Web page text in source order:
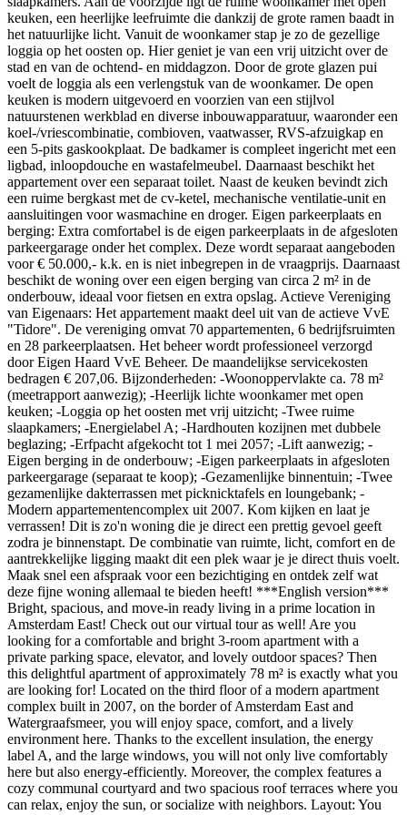
keuken, een heerlijke leefruimte die dankzij de grote ramen baadt in
het natuurlijke licht. Vanuit de woonkamer stap je zo de gezellige
loggia op het oosten op. Hier geniet je van een vrij uitzicht over de
stad en van de ochtend- en middagzon. Door de grote glazen pui
voelt de loggia als een verlengstuk van de woonkamer. De open
keuken is modern uitgevoerd en voorzien van een stijlvol
natuurstenen werkblad en diverse inbouwapparatuur, waaronder een
koel-/vriescombinatie, combioven, vaatwasser, RVS-afzuigkap en
een 5-pits gaskookplaat. De badkamer is compleet ingericht met een
ligbad, inloopdouche en wastafelmeubel. Daarnaast beschikt het
appartement over een separaat toilet. Naast de keuken bevindt zich
een ruime bergkast met de cv-ketel, mechanische ventilatie-unit en
aansluitingen voor wasmachine en droger. Eigen parkeerplaats en
berging: Extra comfortabel is de eigen parkeerplaats in de afgesloten
parkeergarage onder het complex. Deze wordt separaat aangeboden
voor € 50.000,- k.k. en is niet inbegrepen in de vraagprijs. Daarnaast
beschikt de woning over een eigen berging van circa 2 m² in de
onderbouw, ideaal voor fietsen en extra opslag. Actieve Vereniging
van Eigenaars: Het appartement maakt deel uit van de actieve VvE
"Tidore". De vereniging omvat 70 appartementen, 6 bedrijfsruimten
en 28 parkeerplaatsen. Het beheer wordt professioneel verzorgd
door Eigen Haard VvE Beheer. De maandelijkse servicekosten
bedragen € 207,06. Bijzonderheden: -Woonoppervlakte ca. 78 m²
(meetrapport aanwezig); -Heerlijk lichte woonkamer met open
keuken; -Loggia op het oosten met vrij uitzicht; -Twee ruime
slaapkamers; -Energielabel A; -Hardhouten kozijnen met dubbele
beglazing; -Erfpacht afgekocht tot 1 mei 2057; -Lift aanwezig; -
Eigen berging in de onderbouw; -Eigen parkeerplaats in afgesloten
parkeergarage (separaat te koop); -Gezamenlijke binnentuin; -Twee
gezamenlijke dakterrassen met picknicktafels en loungebank; -
Modern appartementencomplex uit 2007. Kom kijken en laat je
verrassen! Dit is zo'n woning die je direct een prettig gevoel geeft
zodra je binnenstapt. De combinatie van ruimte, licht, comfort en de
aantrekkelijke ligging maakt dit een plek waar je je direct thuis voelt.
Maak snel een afspraak voor een bezichtiging en ontdek zelf wat
deze fijne woning allemaal te bieden heeft! ***English version***
Bright, spacious, and move-in ready living in a prime location in
Amsterdam East! Check out our virtual tour as well! Are you
looking for a comfortable and bright 3-room apartment with a
private parking space, elevator, and lovely outdoor spaces? Then
this delightful apartment of approximately 78 m² is exactly what you
are looking for! Located on the third floor of a modern apartment
complex built in 2007, on the border of Amsterdam East and
Watergraafsmeer, you will enjoy space, comfort, and a lively
environment here. Thanks to the excellent insulation, the energy
label A, and the large windows, you will not only live comfortably
here but also energy-efficiently. Moreover, the complex features a
cozy communal courtyard and two spacious roof terraces where you
can relax, enjoy the sun, or socialize with neighbors. Layout: You